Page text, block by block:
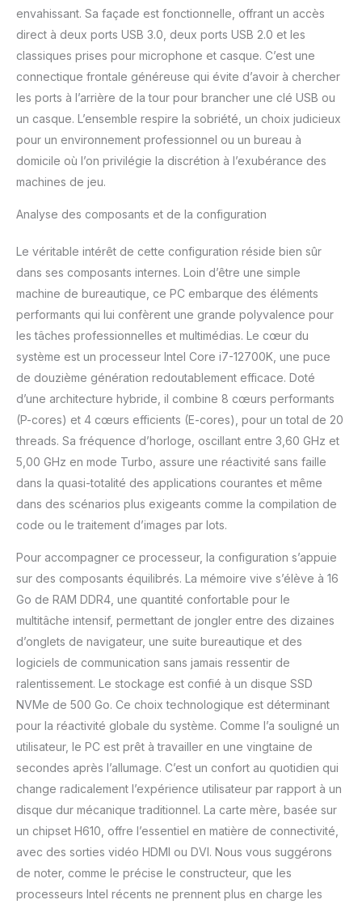
récents tels que SATA3
et USB 3.0 mais aussi
Gigabit LAN ne laissent
rien à désirer. Il s'agit
complet avec toutes les
compétences dont vous
avez besoin. N'hésitez
pas à le défier De plus, la
emplacement SSD M.2
orienté vers l'avenir. Ici,
des SSD jusqu'à présent
10 fois plus rapides que
les SSD classiques et
jusqu'à environ 20 fois
disques durs
traditionnels. Optez pour
la dernière génération de
processeurs. établit de
nouvelles normes en
matière de
performances du
processeur et de
performances graphi
Nous vous offrons une
garantie d'enlèvement et
de retour de 24 mois. En
récupérons gratuitement
l'appareil chez vous et le
renvoyons également
gratuitement. Cela
éventuelle pour vous en
tant que client Memory
PC est totalement sans
stress et gratuite.
envahissant. Sa façade est fonctionnelle, offrant un accès
direct à deux ports USB 3.0, deux ports USB 2.0 et les
classiques prises pour microphone et casque. C’est une
connectique frontale généreuse qui évite d’avoir à chercher
les ports à l’arrière de la tour pour brancher une clé USB ou
un casque. L’ensemble respire la sobriété, un choix judicieux
pour un environnement professionnel ou un bureau à
domicile où l’on privilégie la discrétion à l’exubérance des
machines de jeu.
Analyse des composants et de la configuration
Le véritable intérêt de cette configuration réside bien sûr
dans ses composants internes. Loin d’être une simple
machine de bureautique, ce PC embarque des éléments
performants qui lui confèrent une grande polyvalence pour
les tâches professionnelles et multimédias. Le cœur du
système est un processeur Intel Core i7-12700K, une puce
de douzième génération redoutablement efficace. Doté
d’une architecture hybride, il combine 8 cœurs performants
(P-cores) et 4 cœurs efficients (E-cores), pour un total de 20
threads. Sa fréquence d’horloge, oscillant entre 3,60 GHz et
5,00 GHz en mode Turbo, assure une réactivité sans faille
dans la quasi-totalité des applications courantes et même
dans des scénarios plus exigeants comme la compilation de
code ou le traitement d’images par lots.
Pour accompagner ce processeur, la configuration s’appuie
sur des composants équilibrés. La mémoire vive s’élève à 16
Go de RAM DDR4, une quantité confortable pour le
multitâche intensif, permettant de jongler entre des dizaines
d’onglets de navigateur, une suite bureautique et des
logiciels de communication sans jamais ressentir de
ralentissement. Le stockage est confié à un disque SSD
NVMe de 500 Go. Ce choix technologique est déterminant
pour la réactivité globale du système. Comme l’a souligné un
utilisateur, le PC est prêt à travailler en une vingtaine de
secondes après l’allumage. C’est un confort au quotidien qui
change radicalement l’expérience utilisateur par rapport à un
disque dur mécanique traditionnel. La carte mère, basée sur
un chipset H610, offre l’essentiel en matière de connectivité,
avec des sorties vidéo HDMI ou DVI. Nous vous suggérons
de noter, comme le précise le constructeur, que les
processeurs Intel récents ne prennent plus en charge les